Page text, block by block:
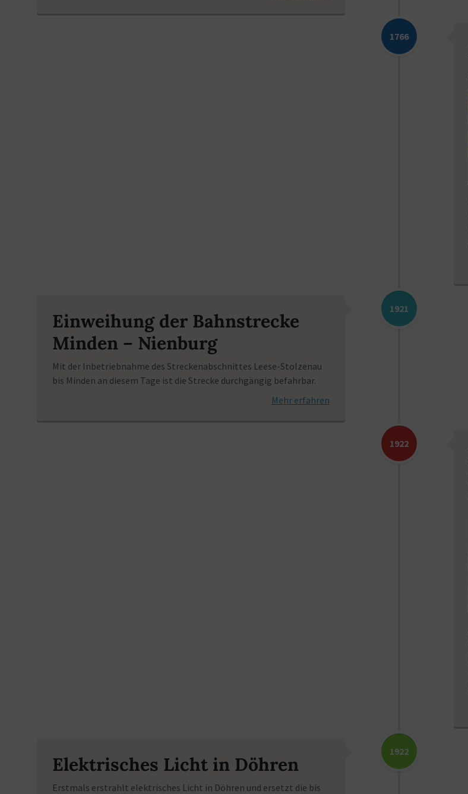
1766
1921
Einweihung der Bahnstrecke
Minden – Nienburg
Mit der Inbetriebnahme des Streckenabschnittes Leese-Stolzenau
bis Minden an diesem Tage ist die Strecke durchgängig befahrbar.
Mehr erfahren
1922
1922
Elektrisches Licht in Döhren
Erstmals erstrahlt elektrisches Licht in Döhren und ersetzt die bis